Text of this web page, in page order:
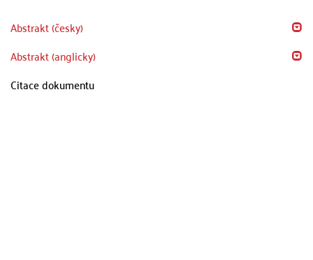
Abstrakt (česky)
Abstrakt (anglicky)
Citace dokumentu